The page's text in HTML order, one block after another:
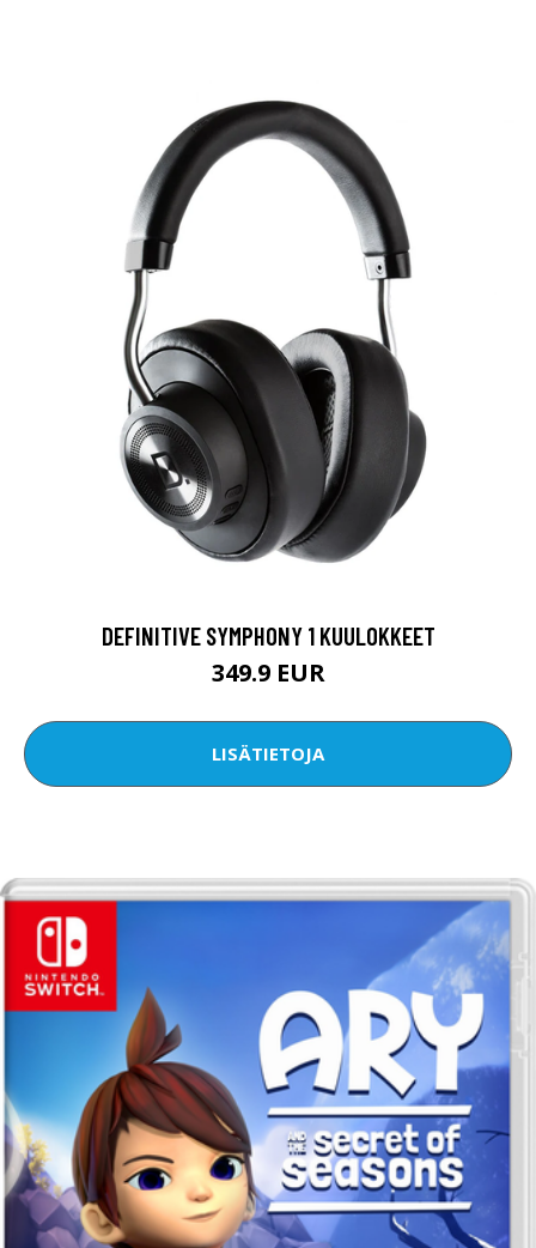
DEFINITIVE SYMPHONY 1 KUULOKKEET
349.9 EUR
LISÄTIETOJA